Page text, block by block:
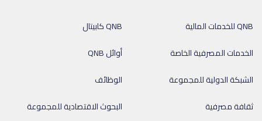
QNB كابيتال
QNB للخدمات المالية
أوائل QNB
الخدمات المصرفية الخاصة
الوظائف
الشبكة الدولية للمجموعة
البحوث الاقتصادية للمجموعة
ثقافة مصرفية